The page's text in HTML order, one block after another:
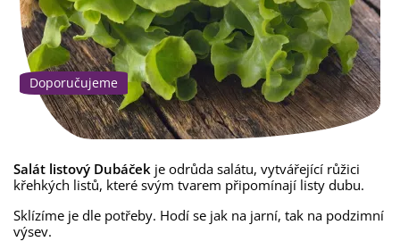
Doporučujeme
Salát listový Dubáček je odrůda salátu, vytvářející růžici
křehkých listů, které svým tvarem připomínají listy dubu.
Sklízíme je dle potřeby. Hodí se jak na jarní, tak na podzimní
výsev.